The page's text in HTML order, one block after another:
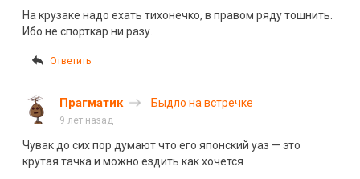
На крузаке надо ехать тихонечко, в правом ряду тошнить.
Ибо не спорткар ни разу.
Ответить
Прагматик Быдло на встречке
9 лет назад
Чувак до сих пор думают что его японский уаз — это
крутая тачка и можно ездить как хочется